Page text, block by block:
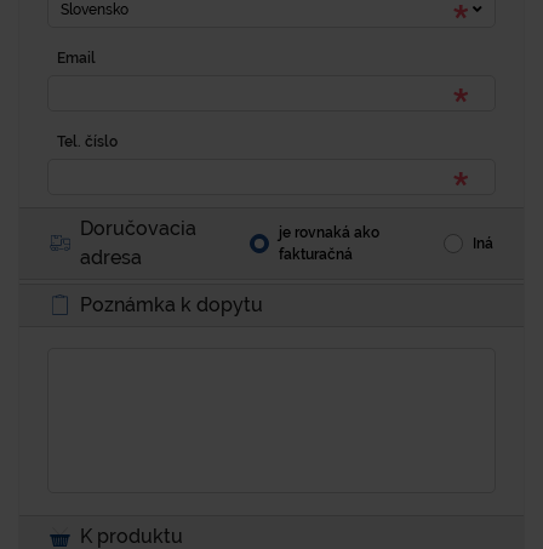
Slovensko
Email
Tel. číslo
Doručovacia
adresa
je rovnaká ako
fakturačná
Iná
Poznámka k dopytu
K produktu